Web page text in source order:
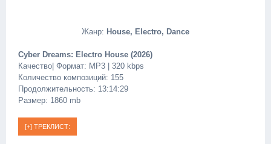
Жанр: House, Electro, Dance
Cyber Dreams: Electro House (2026)
Качество| Формат: MP3 | 320 kbps
Количество композиций: 155
Продолжительность: 13:14:29
Размер: 1860 mb